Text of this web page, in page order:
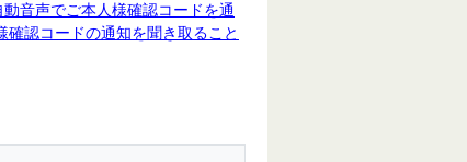
音声でご本人様確認コードを通
認コードの通知を聞き取ること